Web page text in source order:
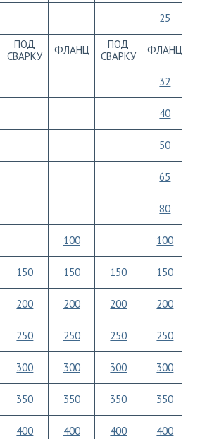
25
ПОД
СВАРКУ
ФЛАНЦ
ПОД
СВАРКУ
ФЛАНЦ
32
40
50
65
80
100
100
150 150 150
150
200 200 200
200
250 250 250
250
300 300 300
300
350 350 350
350
400 400 400
400